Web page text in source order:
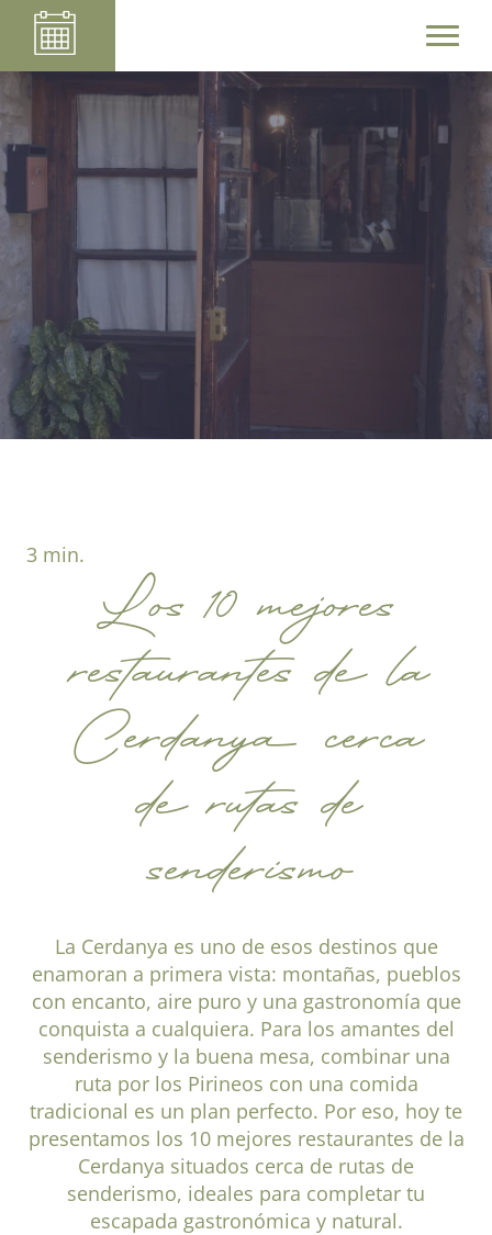
3 min.
Los 10 mejores
restaurantes de la
Cerdanya cerca
de rutas de
senderismo
La Cerdanya es uno de esos destinos que
enamoran a primera vista: montañas, pueblos
con encanto, aire puro y una gastronomía que
conquista a cualquiera. Para los amantes del
senderismo y la buena mesa, combinar una
ruta por los Pirineos con una comida
tradicional es un plan perfecto. Por eso, hoy te
presentamos los 10 mejores restaurantes de la
Cerdanya situados cerca de rutas de
senderismo, ideales para completar tu
escapada gastronómica y natural.